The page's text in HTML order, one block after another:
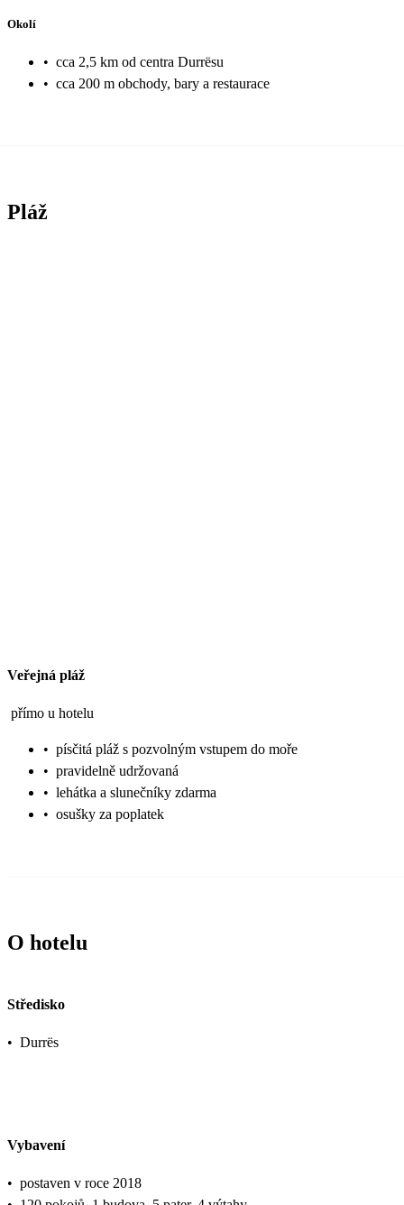
Okolí
• cca 2,5 km od centra Durrësu
• cca 200 m obchody, bary a restaurace
Pláž
Veřejná pláž
přímo u hotelu
• písčitá pláž s pozvolným vstupem do moře
• pravidelně udržovaná
• lehátka a slunečníky zdarma
• osušky za poplatek
O hotelu
Středisko
• Durrës
Vybavení
• postaven v roce 2018